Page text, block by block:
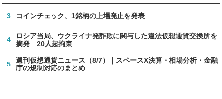
3 コインチェック、1銘柄の上場廃止を発表
4
ロシア当局、ウクライナ発詐欺に関与した違法仮想通貨交換所を
摘発 20人超拘束
5
週刊仮想通貨ニュース（8/7）｜スペースX決算・相場分析・金融
庁の規制対応のまとめ